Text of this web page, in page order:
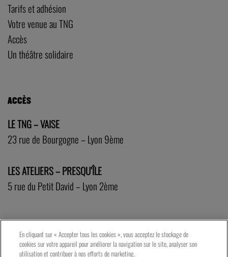
Tarifs et adhésion
Votre venue au TNG
Accès
Un théâtre solidaire
ACCÈS
LE TNG – VAISE
23 rue de Bourgogne – Lyon 9ème
LES ATELIERS – PRESQU’ÎLE
5 rue du Petit David – Lyon 2ème
En cliquant sur « Accepter tous les cookies », vous acceptez le stockage de
cookies sur votre appareil pour améliorer la navigation sur le site, analyser son
utilisation et contribuer à nos efforts de marketing.